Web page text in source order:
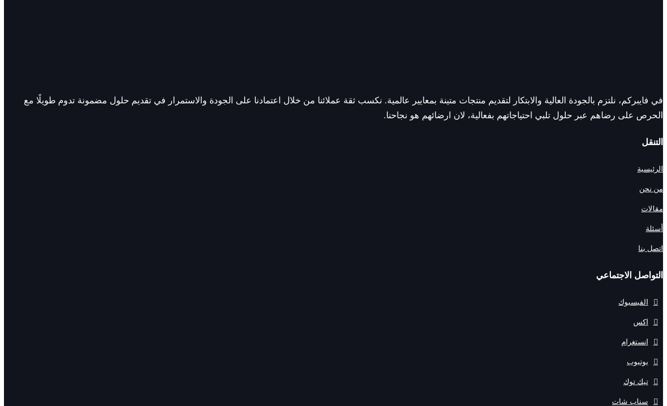
في فايبركم، نلتزم بالجودة العالية والابتكار لتقديم منتجات متينة بمعايير عالمية. نكسب ثقة عملائنا من خلال اعتمادنا على الجودة والاستمرار في تقديم حلول مضمونة تدوم طويلًا مع
الحرص على رضاهم عبر حلول تلبي احتياجاتهم بفعالية، لان ارضائهم هو نجاحنا.
التنقل
الرئيسية
من نحن
مقالات
أسئلة
اتصل بنا
التواصل الاجتماعي
الفيسبوك
اكس
انستغرام
يوتيوب
تيك توك
سناب شات